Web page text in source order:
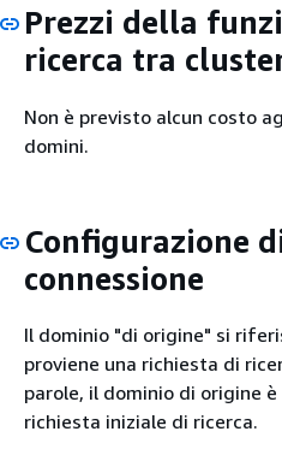
Prezzi della
ricerca tra
Non è previsto alcun costo
domini.
Configurazione
connessione
Il dominio "di origine" si
proviene una richiesta di
parole, il dominio di origine
richiesta iniziale di ricerca.